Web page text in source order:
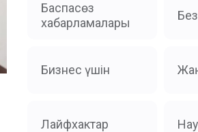
Баспасөз
хабарламалары
Бизнес үшін
Лайфхактар